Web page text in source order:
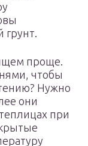
грунт.
проще.
чтобы
Нужно
они
при